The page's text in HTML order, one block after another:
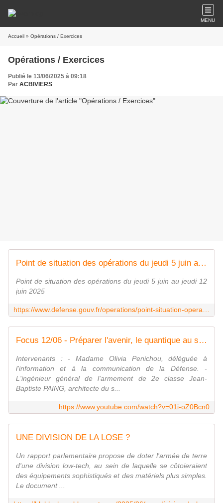
MENU
Accueil » Opérations / Exercices
Opérations / Exercices
Publié le 13/06/2025 à 09:18
Par ACBIVIERS
Point de situation des opérations du jeudi 5 juin au jeudi 12 juin 2025
Point de situation des opérations du jeudi 5 juin au jeudi 12
juin 2025
Focus 12/06 - Préparer l'avenir, le quantique au service de la défense
Intervenants : - Madame Olivia Penichou, déléguée à
l'information et à la communication de la Défense. -
L'ingénieur général de l'armement de 2e classe Jean-
Baptiste PAING, architecte du s...
https://www.youtube.com/watch?v=01i-oZ0Bcn0
UNE DIVISION DE LA LOSE ?
Un rapport parlementaire propose de doter l'armée de terre
d'une division low-tech, au sein de laquelle se côtoieraient
des équipements sophistiqués et des matériels plus simples.
Le document ...